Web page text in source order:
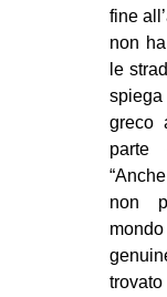
fine
non
le
greco
parte
non